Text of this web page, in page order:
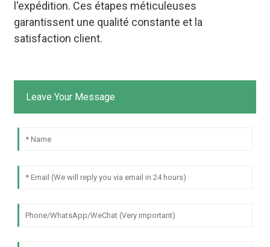
l'expédition. Ces étapes méticuleuses
garantissent une qualité constante et la
satisfaction client.
Leave Your Message